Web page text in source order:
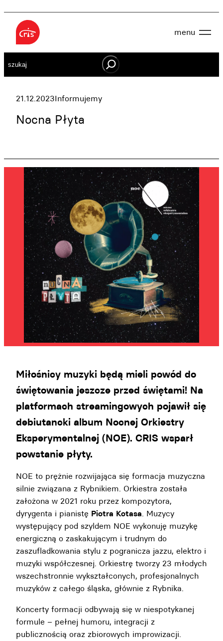
Przejdź
treści
menu
Aktualności
Wspieraj nas
OWES
Szukaj
21.12.2023Informujemy
Nocna Płyta
Miłośnicy muzyki będą mieli powód do
świętowania jeszcze przed świętami! Na
platformach streamingowych pojawił się
debiutancki album Nocnej Orkiestry
Eksperymentalnej (NOE). CRIS wsparł
powstanie płyty.
NOE to prężnie rozwijająca się formacja muzyczna
silnie związana z Rybnikiem. Orkiestra została
założona w 2021 roku przez kompozytora,
dyrygenta i pianistę Piotra Kotasa. Muzycy
występujący pod szyldem NOE wykonuję muzykę
energiczną o zaskakującym i trudnym do
zaszufladkowania stylu z pogranicza jazzu, elektro i
muzyki współczesnej. Orkiestrę tworzy 23 młodych
wszechstronnie wykształconych, profesjonalnych
muzyków z całego śląska, głównie z Rybnika.
Koncerty formacji odbywają się w niespotykanej
formule – pełnej humoru, integracji z
publicznością oraz zbiorowych improwizacji.